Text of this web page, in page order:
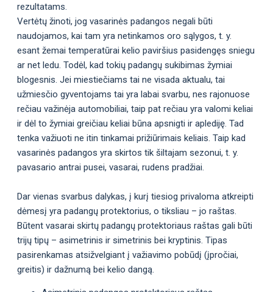
rezultatams.
Vertėtų žinoti, jog vasarinės padangos negali būti
naudojamos, kai tam yra netinkamos oro sąlygos, t. y.
esant žemai temperatūrai kelio paviršius pasidengęs sniegu
ar net ledu. Todėl, kad tokių padangų sukibimas žymiai
blogesnis. Jei miestiečiams tai ne visada aktualu, tai
užmiesčio gyventojams tai yra labai svarbu, nes rajonuose
rečiau važinėja automobiliai, taip pat rečiau yra valomi keliai
ir dėl to žymiai greičiau keliai būna apsnigti ir aplediję. Tad
tenka važiuoti ne itin tinkamai prižiūrimais keliais. Taip kad
vasarinės padangos yra skirtos tik šiltajam sezonui, t. y.
pavasario antrai pusei, vasarai, rudens pradžiai.
Dar vienas svarbus dalykas, į kurį tiesiog privaloma atkreipti
dėmesį yra padangų protektorius, o tiksliau – jo raštas.
Būtent vasarai skirtų padangų protektoriaus raštas gali būti
trijų tipų – asimetrinis ir simetrinis bei kryptinis. Tipas
pasirenkamas atsižvelgiant į važiavimo pobūdį (įpročiai,
greitis) ir dažnumą bei kelio dangą.